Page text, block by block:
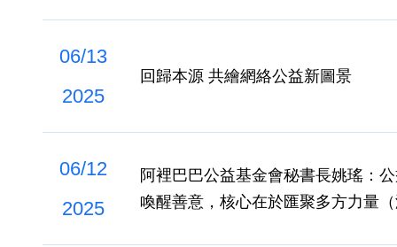
06/13
2025
回歸本源 共繪網絡公益新圖景
06/12
2025
阿裡巴巴公益基金會秘書長姚瑤：
喚醒善意，核心在於匯聚多方力量